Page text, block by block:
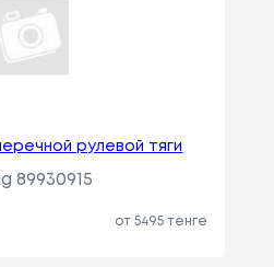
рулевой тяги
89930915
от 5495 тенге